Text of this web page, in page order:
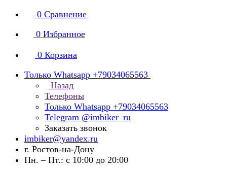
0 Сравнение
0 Избранное
0 Корзина
Только Whatsapp +79034065563
Назад
Телефоны
Только Whatsapp +79034065563
Telegram @imbiker_ru
Заказать звонок
imbiker@yandex.ru
г. Ростов-на-Дону
Пн. – Пт.: с 10:00 до 20:00